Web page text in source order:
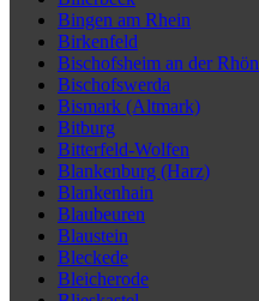
Bingen am Rhein
Birkenfeld
Bischofsheim an der Rhön
Bischofswerda
Bismark (Altmark)
Bitburg
Bitterfeld-Wolfen
Blankenburg (Harz)
Blankenhain
Blaubeuren
Blaustein
Bleckede
Bleicherode